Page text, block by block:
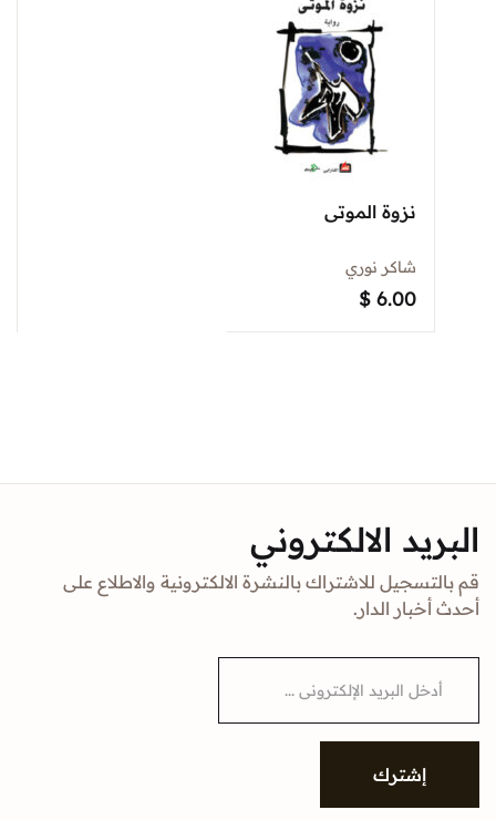
نزوة الموتى
شاكر نوري
$ 6.00
البريد الالكتروني
قم بالتسجيل للاشتراك بالنشرة الالكترونية والاطلاع على
أحدث أخبار الدار.
i
إشترك